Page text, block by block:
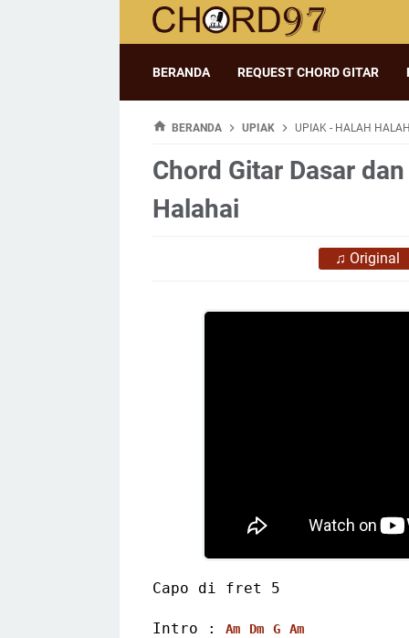
BERANDA REQUEST CHORD GITAR
BERANDA UPIAK UPIAK - HALAH
Chord Gitar Dasar
Halahai
♫ Original
Capo di fret 5
Intro : Am Dm G
Am